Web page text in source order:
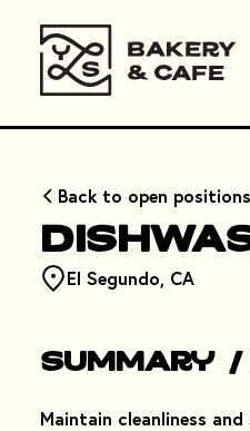
Back to open positions
El Segundo, CA
Summary /
Maintain cleanliness